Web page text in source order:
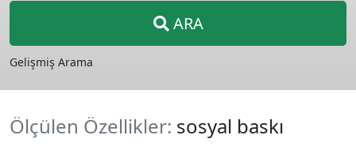
ARA
Gelişmiş Arama
Ölçülen Özellikler: sosyal baskı